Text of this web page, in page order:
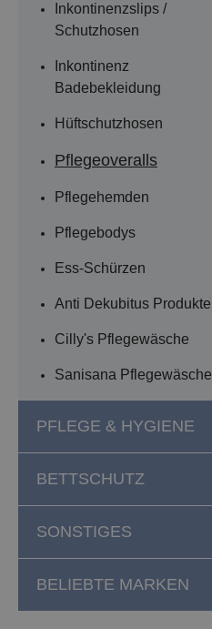
Inkontinenzslips /
Schutzhosen
Inkontinenz
Badebekleidung
Hüftschutzhosen
Pflegeoveralls
Pflegehemden
Pflegebodys
Ess-Schürzen
Anti Dekubitus Produkte
Cilly's Pflegewäsche
Sanisana Pflegewäsche
PFLEGE & HYGIENE
BETTSCHUTZ
SONSTIGES
BELIEBTE MARKEN